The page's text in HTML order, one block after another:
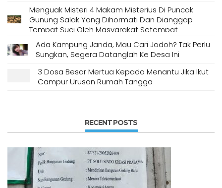
Menguak Misteri 4 Makam Misterius Di Puncak
Gunung Salak Yang Dihormati Dan Dianggap
Tempat Suci Oleh Masyarakat Setempat
Ada Kampung Janda, Mau Cari Jodoh? Tak Perlu
Sungkan, Segera Datanglah Ke Desa Ini
3 Dosa Besar Mertua Kepada Menantu Jika Ikut
Campur Urusan Rumah Tangga
RECENT POSTS